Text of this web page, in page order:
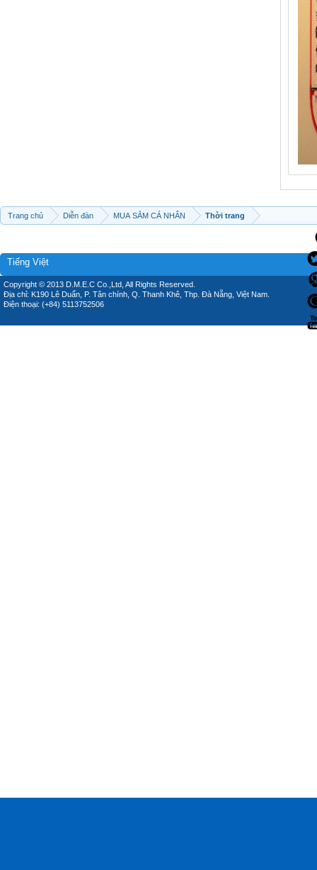
Trang chủ Diễn đàn MUA SẮM CÁ NHÂN Thời trang
Tiếng Việt
Copyright © 2013 D.M.E.C Co.,Ltd, All Rights Reserved.
Địa chỉ: K190 Lê Duẩn, P. Tân chính, Q. Thanh Khê, Thp. Đà Nẵng, Việt Nam.
Điện thoại: (+84) 5113752506